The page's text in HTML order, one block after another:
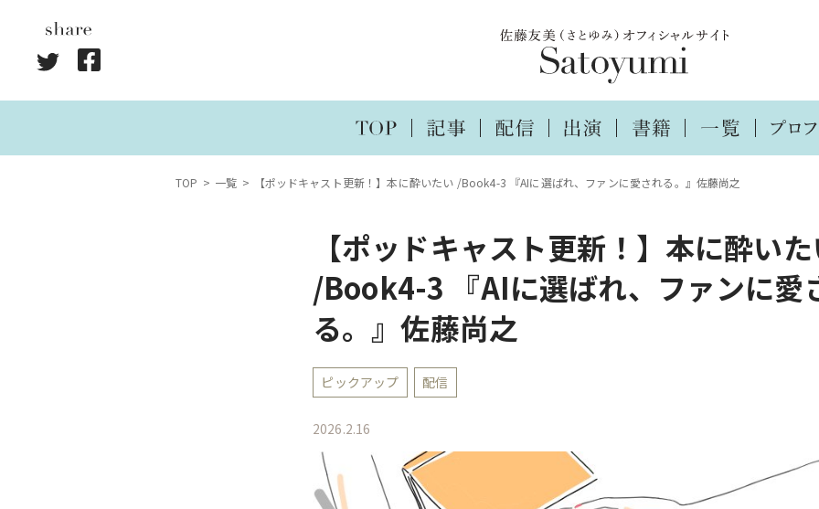
TOP 一覧 【ポッドキャスト更新！】本に酔いたい /Book4-3 『AIに選ばれ、ファンに愛される。』佐藤尚之
【ポッドキャスト更新！】本に酔い
/Book4-3 『AIに選ばれ、ファンに愛
る。』佐藤尚之
ピックアップ 配信
2026.2.16